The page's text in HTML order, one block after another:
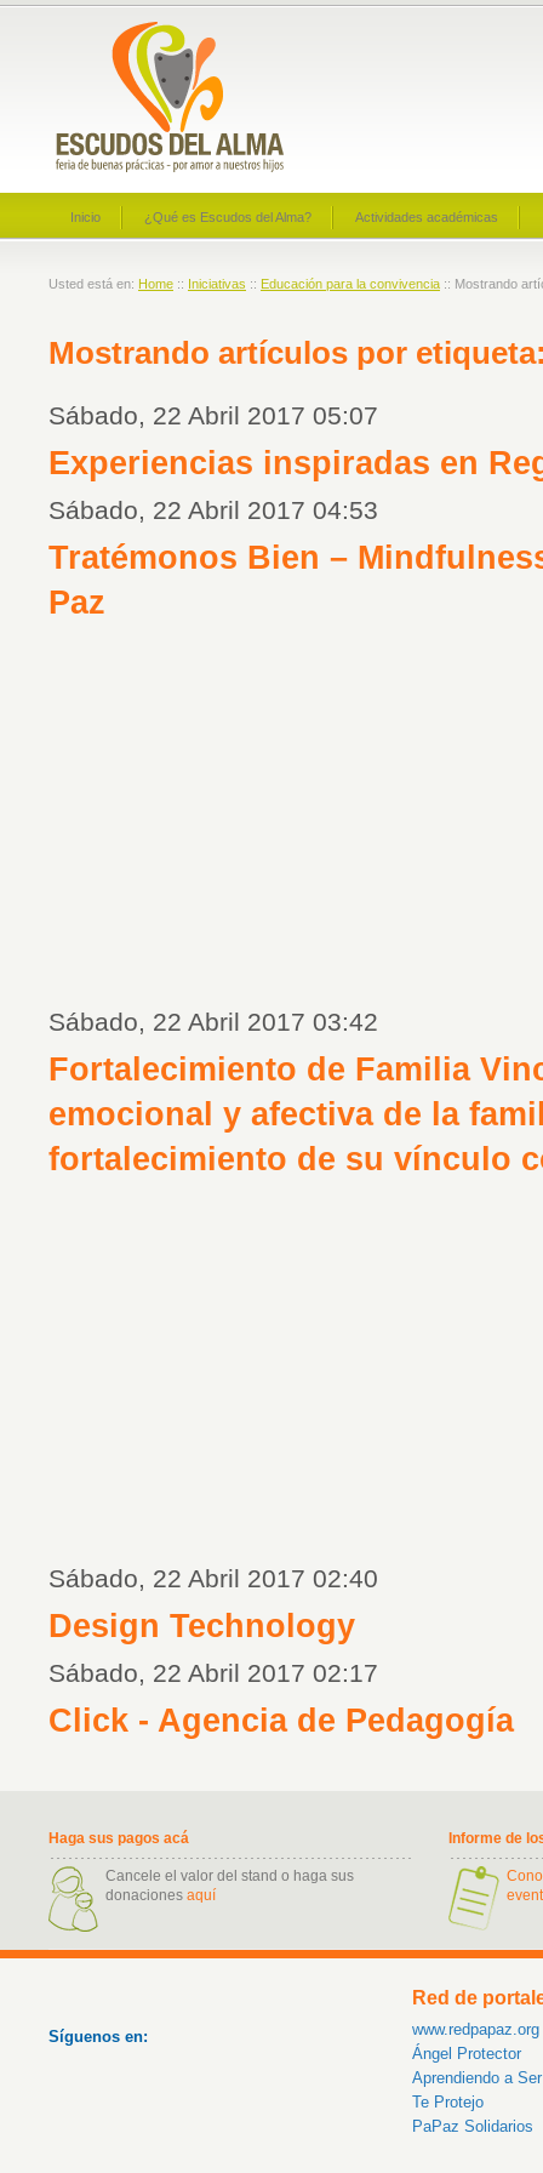
Inicio ¿Qué es Escudos del Alma? Actividades académicas
Usted está en: Home :: Iniciativas :: Educación para la convivencia :: Mostrando
Mostrando artículos por
Sábado, 22 Abril 2017 05:07
Experiencias inspiradas en
Sábado, 22 Abril 2017 04:53
Tratémonos Bien –
Paz
Sábado, 22 Abril 2017 03:42
Fortalecimiento de Familia
emocional y afectiva de la
fortalecimiento de su vínculo
Sábado, 22 Abril 2017 02:40
Design Technology
Sábado, 22 Abril 2017 02:17
Click - Agencia de Pedagogía
Haga sus pagos acá
Cancele el valor del stand o haga sus
donaciones aquí
Informe de
Síguenos en:
Red de
www.redpapaz.org
Ángel Protector
Aprendiendo a
Te Protejo
PaPaz Solidarios